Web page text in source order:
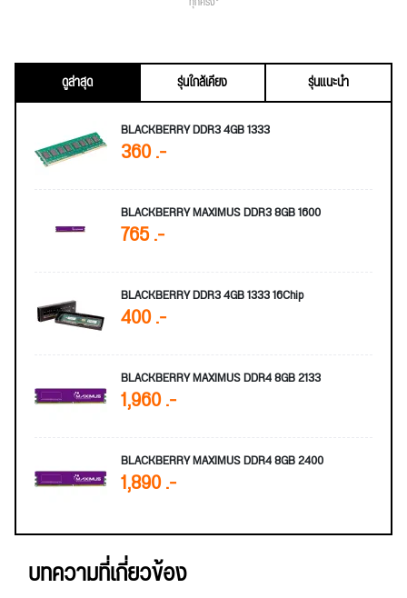
ดูล่าสุด รุ่นใกล้เคียง
รุ่นแนะนำ
BLACKBERRY DDR3 4GB 1333
360 .-
BLACKBERRY MAXIMUS DDR3 8GB 1600
765 .-
BLACKBERRY DDR3 4GB 1333 16Chip
400 .-
BLACKBERRY MAXIMUS DDR4 8GB 2133
1,960 .-
BLACKBERRY MAXIMUS DDR4 8GB 2400
1,890 .-
บทความที่เกี่ยวข้อง